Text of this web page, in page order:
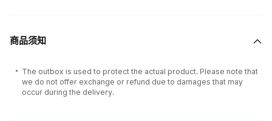
商品须知
The outbox is used to protect the actual product. Please note that
we do not offer exchange or refund due to damages that may
occur during the delivery.